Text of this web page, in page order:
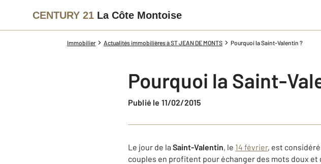
CENTURY 21 La Côte Montoise
Immobilier Actualités immobilières à ST JEAN DE MONTS Pourquoi la Saint-Valentin ?
Pourquoi la Saint-
Publié le 11/02/2015
Le jour de la Saint-Valentin, le 14 février, est
couples en profitent pour échanger des mots doux et